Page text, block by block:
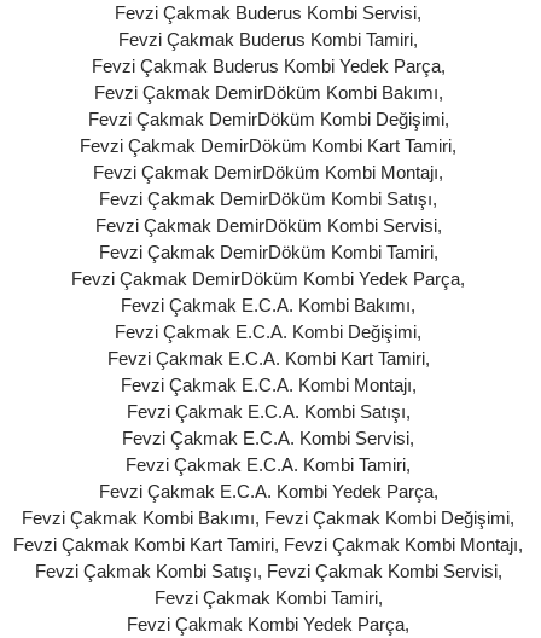
Fevzi Çakmak Buderus Kombi Servisi,
Fevzi Çakmak Buderus Kombi Tamiri,
Fevzi Çakmak Buderus Kombi Yedek Parça,
Fevzi Çakmak DemirDöküm Kombi Bakımı,
Fevzi Çakmak DemirDöküm Kombi Değişimi,
Fevzi Çakmak DemirDöküm Kombi Kart Tamiri,
Fevzi Çakmak DemirDöküm Kombi Montajı,
Fevzi Çakmak DemirDöküm Kombi Satışı,
Fevzi Çakmak DemirDöküm Kombi Servisi,
Fevzi Çakmak DemirDöküm Kombi Tamiri,
Fevzi Çakmak DemirDöküm Kombi Yedek Parça,
Fevzi Çakmak E.C.A. Kombi Bakımı,
Fevzi Çakmak E.C.A. Kombi Değişimi,
Fevzi Çakmak E.C.A. Kombi Kart Tamiri,
Fevzi Çakmak E.C.A. Kombi Montajı,
Fevzi Çakmak E.C.A. Kombi Satışı,
Fevzi Çakmak E.C.A. Kombi Servisi,
Fevzi Çakmak E.C.A. Kombi Tamiri,
Fevzi Çakmak E.C.A. Kombi Yedek Parça,
Fevzi Çakmak Kombi Bakımı, Fevzi Çakmak Kombi Değişimi,
Fevzi Çakmak Kombi Kart Tamiri, Fevzi Çakmak Kombi Montajı,
Fevzi Çakmak Kombi Satışı, Fevzi Çakmak Kombi Servisi,
Fevzi Çakmak Kombi Tamiri,
Fevzi Çakmak Kombi Yedek Parça,